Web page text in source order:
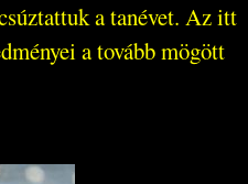
a tanévet. Az itt
a tovább mögött